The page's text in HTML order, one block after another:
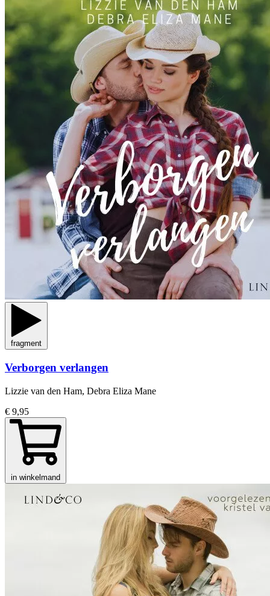
fragment
Verborgen verlangen
Lizzie van den Ham, Debra Eliza Mane
€ 9,95
in winkelmand